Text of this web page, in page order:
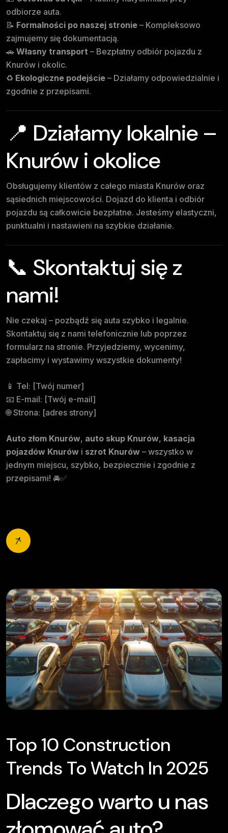
odbiorze auta.
📝 Formalności po naszej stronie – Kompleksowo
zajmujemy się dokumentacją.
🚗 Własny transport – Bezpłatny odbiór pojazdu z
Knurów i okolic.
♻️ Ekologiczne podejście – Działamy odpowiedzialnie i
zgodnie z przepisami.
📍 Działamy lokalnie –
Knurów i okolice
Obsługujemy klientów z całego miasta Knurów oraz
sąsiednich miejscowości. Dojazd do klienta i odbiór
pojazdu są całkowicie bezpłatne. Jesteśmy elastyczni,
punktualni i nastawieni na szybkie działanie.
📞 Skontaktuj się z
nami!
Nie czekaj – pozbądź się auta szybko i legalnie.
Skontaktuj się z nami telefonicznie lub poprzez
formularz na stronie. Przyjedziemy, wycenimy,
zapłacimy i wystawimy wszystkie dokumenty!
📱 Tel: [Twój numer]
📧 E-mail: [Twój e-mail]
🌐 Strona: [adres strony]
Auto złom Knurów, auto skup Knurów, kasacja
pojazdów Knurów i szrot Knurów – wszystko w
jednym miejscu, szybko, bezpiecznie i zgodnie z
przepisami! 🚘✅
Top 10 Construction
Trends To Watch In 2025
Dlaczego warto u nas